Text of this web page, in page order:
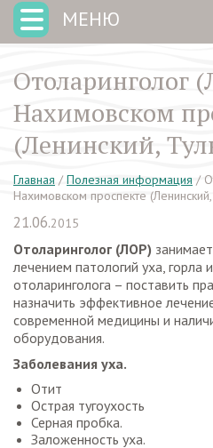
МЕНЮ
Отоларинголог
Нахимовском
(Ленинский,
Главная / Полезная информация /
Нахимовском проспекте (Ленинский,
21.06.2015
Отоларинголог (ЛОР)
лечением патологий уха,
отоларинголога – поставить
назначить эффективное
современной медицины и
оборудования.
Заболевания уха.
Отит
Острая тугоухость
Серная пробка.
Заложенность уха.